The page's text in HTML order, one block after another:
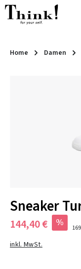
Zum Hauptinhalt
Home Damen
Sneaker
144,40 € %
inkl. MwSt.